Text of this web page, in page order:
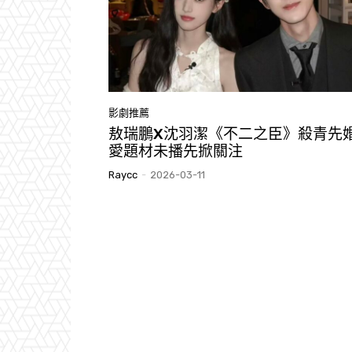
影劇推薦
敖瑞鵬X沈羽潔《不二之臣》殺青先
愛題材未播先掀關注
Raycc - 2026-03-11